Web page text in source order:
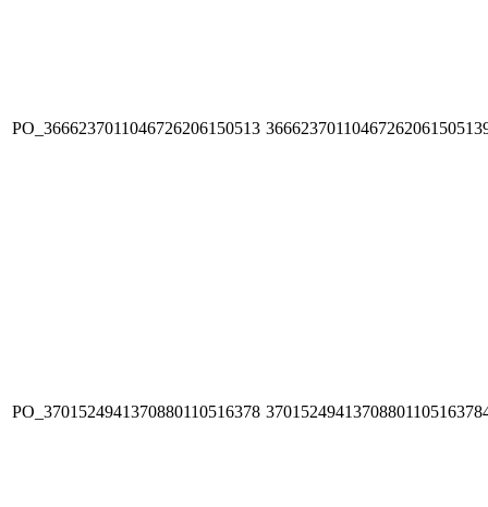
PO_3666237011046726206150513
PO_3701524941370880110516378